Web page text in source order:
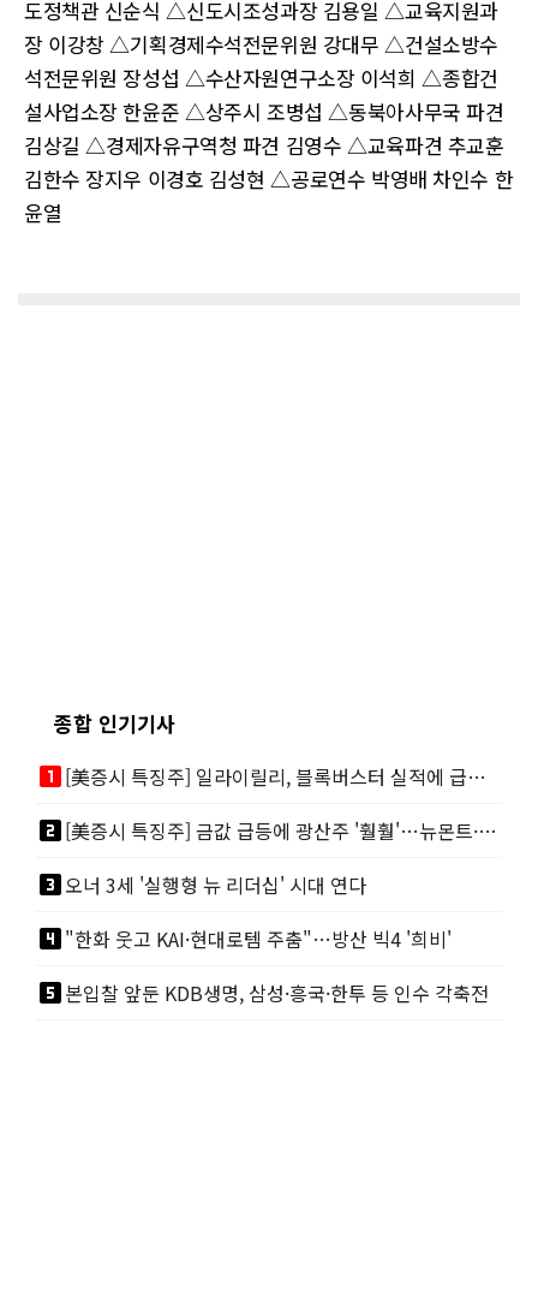
도정책관 신순식△신도시조성과장 김용일 △교육지원과
장 이강창△기획경제수석전문위원 강대무 △건설소방수
석전문위원 장성섭 △수산자원연구소장 이석희△종합건
설사업소장 한윤준 △상주시 조병섭△동북아사무국 파견
김상길△경제자유구역청 파견 김영수 △교육파견 추교훈
김한수 장지우 이경호 김성현△공로연수 박영배 차인수 한
윤열
종합 인기기사
looks_one
[美증시 특징주] 일라이릴리, 블록버스터 실적에 급등…마운자로 매출 폭발
looks_two
[美증시 특징주] 금값 급등에 광산주 '훨훨'…뉴몬트·바릭마이닝 주도
looks_3오너 3세 '실행형 뉴 리더십' 시대 연다
looks_4"한화 웃고 KAI·현대로템 주춤"…방산 빅4 '희비'
looks_5본입찰 앞둔 KDB생명, 삼성·흥국·한투 등 인수 각축전